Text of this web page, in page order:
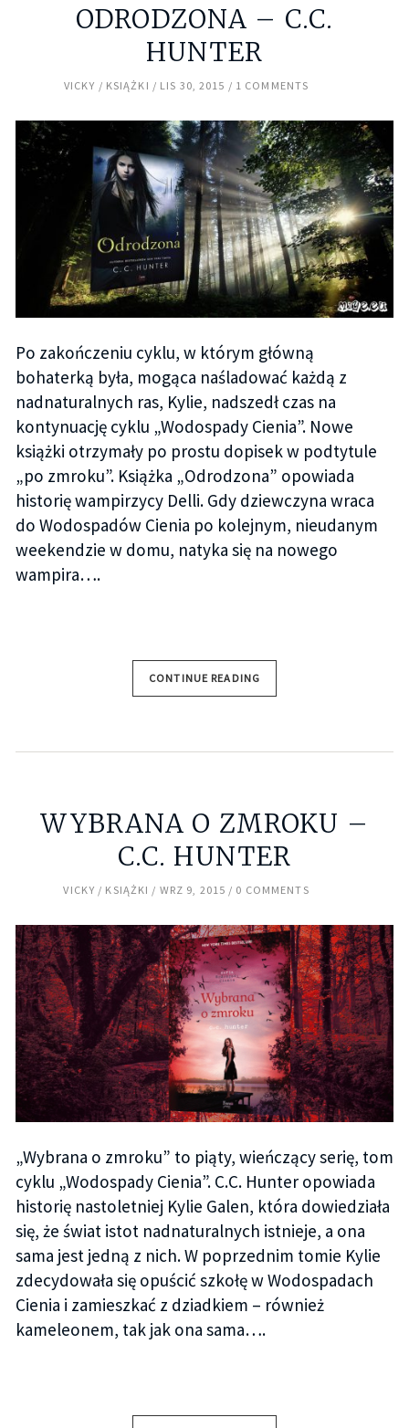
ODRODZONA – C.C.
HUNTER
VICKY KSIĄŻKI LIS 30, 2015 1 COMMENTS
Po zakończeniu cyklu, w którym główną
bohaterką była, mogąca naśladować każdą z
nadnaturalnych ras, Kylie, nadszedł czas na
kontynuację cyklu „Wodospady Cienia”. Nowe
książki otrzymały po prostu dopisek w podtytule
„po zmroku”. Książka „Odrodzona” opowiada
historię wampirzycy Delli. Gdy dziewczyna wraca
do Wodospadów Cienia po kolejnym, nieudanym
weekendzie w domu, natyka się na nowego
wampira….
CONTINUE READING
WYBRANA O ZMROKU –
C.C. HUNTER
VICKY KSIĄŻKI WRZ 9, 2015 0 COMMENTS
„Wybrana o zmroku” to piąty, wieńczący serię, tom
cyklu „Wodospady Cienia”. C.C. Hunter opowiada
historię nastoletniej Kylie Galen, która dowiedziała
się, że świat istot nadnaturalnych istnieje, a ona
sama jest jedną z nich. W poprzednim tomie Kylie
zdecydowała się opuścić szkołę w Wodospadach
Cienia i zamieszkać z dziadkiem – również
kameleonem, tak jak ona sama….